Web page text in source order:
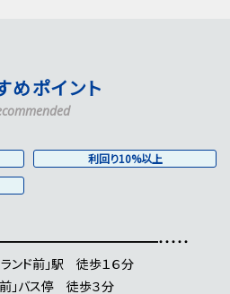
めポイント
利回り10%以上
・・・・・
ド前」駅 徒歩１６分
」バス停 徒歩３分